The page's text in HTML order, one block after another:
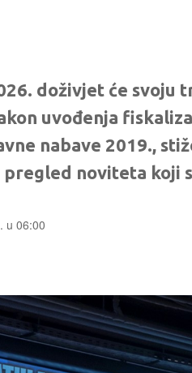
doživjet će svoju
uvođenja
nabave 2019.,
noviteta koji
u 06:00